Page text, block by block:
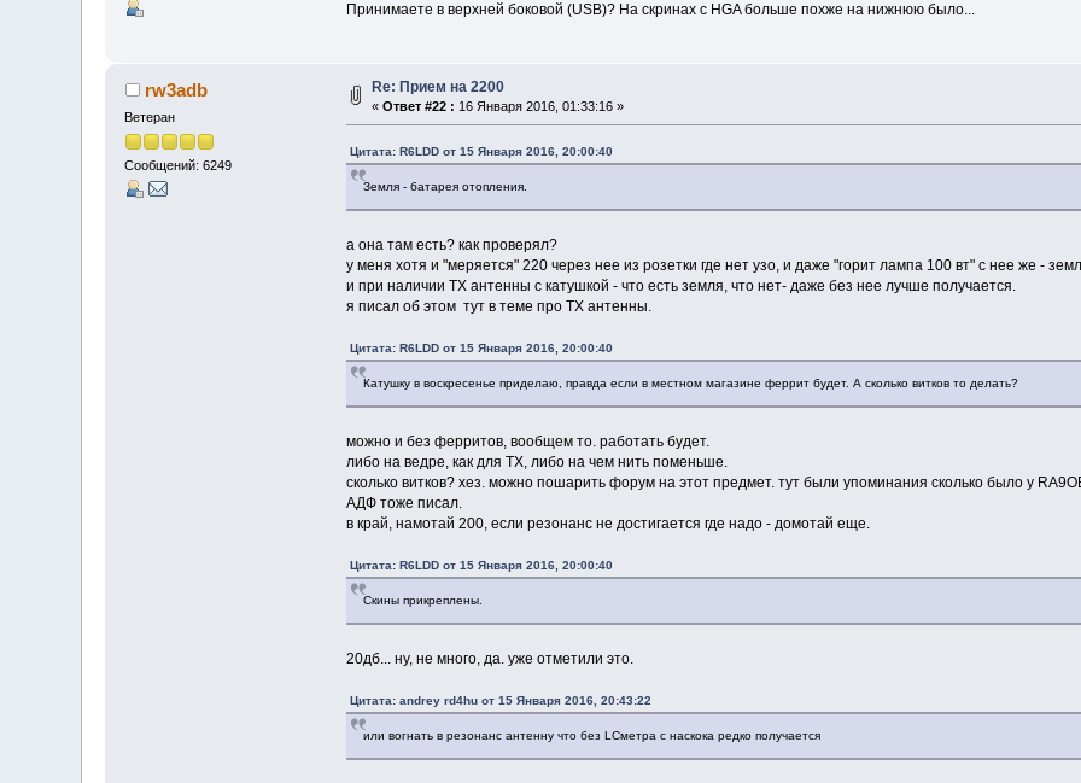
Принимаете в верхней боковой (USB)? На скринах с HGA больше похже на нижнюю было...
rw3adb
Ветеран
Сообщений: 6249
Re: Прием на 2200
«Ответ #22 : 16 Января 2016, 01:33:16 »
Цитата: R6LDD от 15 Января 2016, 20:00:40
Земля - батарея отопления.
а она там есть? как проверял?
у меня хотя и "меряется" 220 через нее из розетки где нет узо, и даже "горит лампа 100 вт" с нее же -
и при наличии ТХ антенны с катушкой - что есть земля, что нет- даже без нее лучше получается.
я писал об этом тут в теме про ТХ антенны.
Цитата: R6LDD от 15 Января 2016, 20:00:40
Катушку в воскресенье приделаю, правда если в местном магазине феррит будет. А сколько витков то делать?
можно и без ферритов, вообщем то. работать будет.
либо на ведре, как для ТХ, либо на чем нить поменьше.
сколько витков? хез. можно пошарить форум на этот предмет. тут были упоминания сколько было у
АДФ тоже писал.
в край, намотай 200, если резонанс не достигается где надо - домотай еще.
Цитата: R6LDD от 15 Января 2016, 20:00:40
Скины прикреплены.
20дб... ну, не много, да. уже отметили это.
Цитата: andrey rd4hu от 15 Января 2016, 20:43:22
или вогнать в резонанс антенну что без LCметра с наскока редко получается